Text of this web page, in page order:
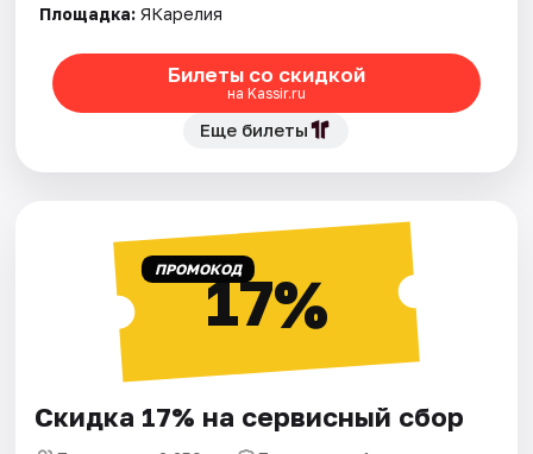
Площадка: ЯКарелия
Билеты со скидкой
на Kassir.ru
Еще билеты
ПРОМОКОД17%
Скидка 17% на сервисный сбор